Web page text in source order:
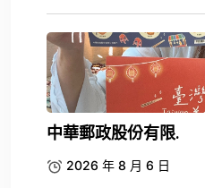
中華郵政股份有限.
2026 年 8 月 6 日